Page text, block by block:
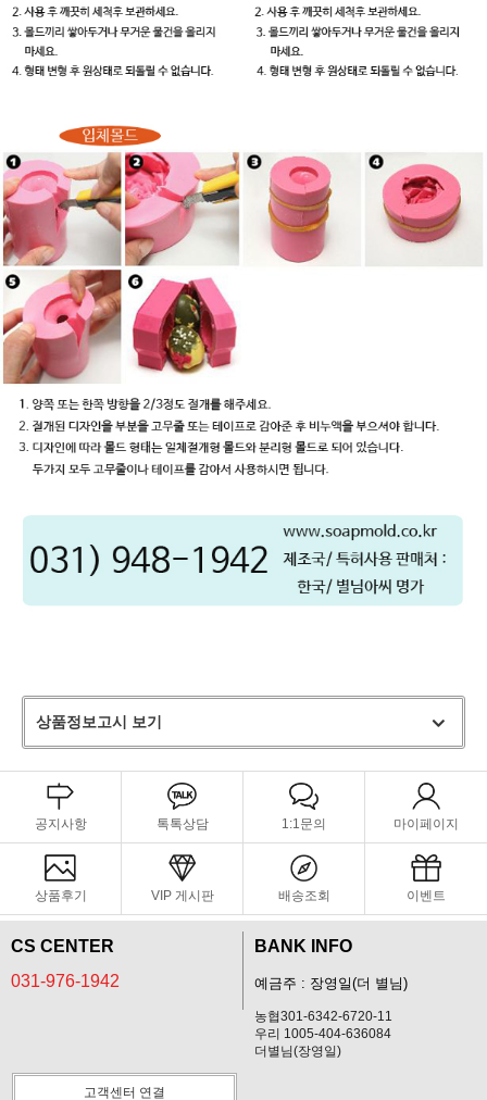
상품정보고시 보기
공지사항 톡톡상담 1:1문의 마이페이지
상품후기 VIP 게시판 배송조회 이벤트
CS CENTER
031-976-1942
BANK INFO
예금주 : 장영일(더 별님)
농협301-6342-6720-11
우리 1005-404-636084
더별님(장영일)
고객센터 연결